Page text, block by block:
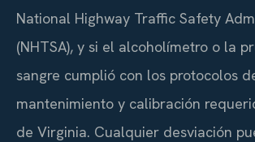
National Highway Traffic Safety
(NHTSA), y si el alcoholímetro o la
sangre cumplió con los protocolos
mantenimiento y calibración
de Virginia. Cualquier desviación